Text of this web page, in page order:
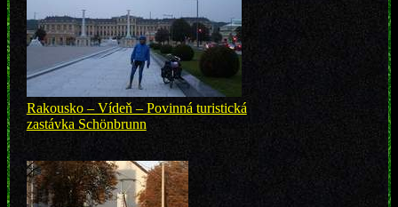
Rakousko – Vídeň – Povinná turistická
zastávka Schönbrunn